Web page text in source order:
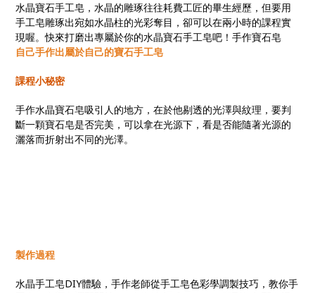
水晶寶石手工皂，水晶的雕琢往往耗費工匠的畢生經歷，但要用
手工皂雕琢出宛如水晶柱的光彩奪目，卻可以在兩小時的課程實
現喔。快來打磨出專屬於你的水晶寶石手工皂吧！手作寶石皂
自己手作出屬於自己的寶石手工皂
課程小秘密
手作水晶寶石皂吸引人的地方，在於他剔透的光澤與紋理，要判
斷一顆寶石皂是否完美，可以拿在光源下，看是否能隨著光源的
灑落而折射出不同的光澤。
製作過程
水晶手工皂DIY體驗，手作老師從手工皂色彩學調製技巧，教你手